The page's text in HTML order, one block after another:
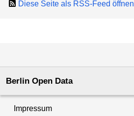
Diese Seite als RSS-Feed öffnen
Berlin Open Data
Impressum